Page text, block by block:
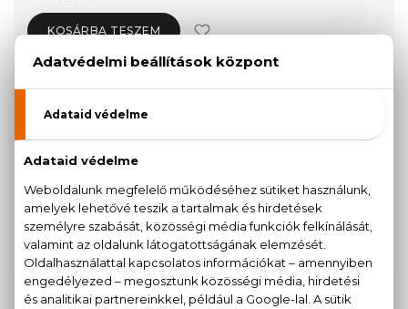
KOSÁRBA TESZEM
Teszter 75 ml
KAPCSOLÓDÓ TERMÉKEK
100% eredeti termékek,14 napos visszaküldési